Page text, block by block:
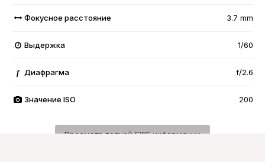
Фокусное расстояние 3.7 mm
Выдержка 1/60
f Диафрагма f/2.6
Значение ISO 200
Просмотр полной EXIF информации